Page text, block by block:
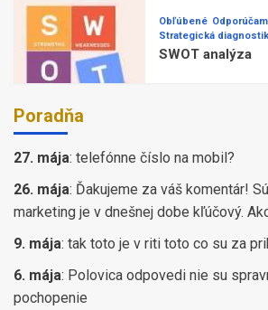
Obľúbené
Strategická
SWOT analýza
Poradňa
27. mája: telefónne číslo na mobil?
26. mája: Ďakujeme za váš komentár!
marketing je v dnešnej dobe kľúčový.
9. mája: tak toto je v riti toto co su za
6. mája: Polovica odpovedi nie su
pochopenie